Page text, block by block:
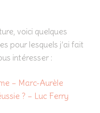
voici quelques
pour lesquels j’ai fait
intéresser :
– Marc-Aurèle
? – Luc Ferry